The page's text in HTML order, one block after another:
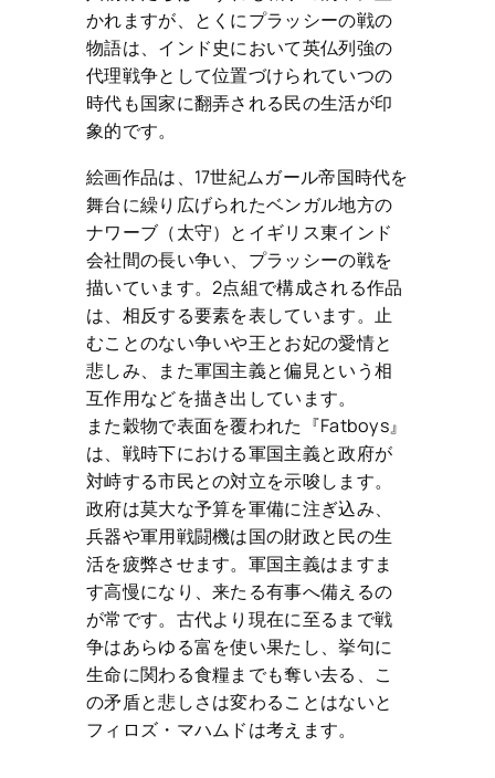
かれますが、とくにプラッシーの戦の
物語は、インド史において英仏列強の
代理戦争として位置づけられていつの
時代も国家に翻弄される民の生活が印
象的です。
絵画作品は、17世紀ムガール帝国時代を
舞台に繰り広げられたベンガル地方の
ナワーブ（太守）とイギリス東インド
会社間の長い争い、プラッシーの戦を
描いています。2点組で構成される作品
は、相反する要素を表しています。止
むことのない争いや王とお妃の愛情と
悲しみ、また軍国主義と偏見という相
互作用などを描き出しています。
また穀物で表面を覆われた『Fatboys』
は、戦時下における軍国主義と政府が
対峙する市民との対立を示唆します。
政府は莫大な予算を軍備に注ぎ込み、
兵器や軍用戦闘機は国の財政と民の生
活を疲弊させます。軍国主義はますま
す高慢になり、来たる有事へ備えるの
が常です。古代より現在に至るまで戦
争はあらゆる富を使い果たし、挙句に
生命に関わる食糧までも奪い去る、こ
の矛盾と悲しさは変わることはないと
フィロズ・マハムドは考えます。